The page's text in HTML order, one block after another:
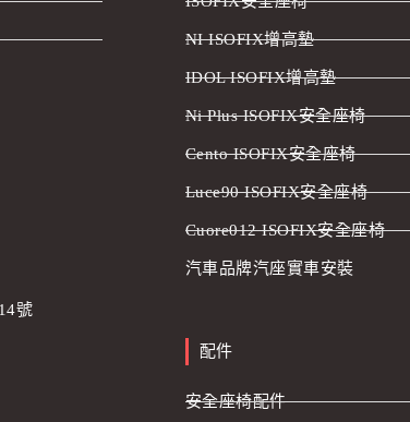
號
NI ISOFIX增高墊
IDOL ISOFIX增高墊
Ni Plus ISOFIX安全座椅
Cento ISOFIX安全座椅
Luce90 ISOFIX安全座椅
Cuore012 ISOFIX安全座椅
汽車品牌汽座實車安裝
配件
安全座椅配件